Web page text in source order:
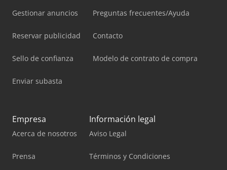
Gestionar anuncios
Reservar publicidad
Sello de confianza
Enviar subasta
Preguntas frecuentes/Ayuda
Contacto
Modelo de contrato de compra
Empresa
Acerca de nosotros
Prensa
Información legal
Aviso Legal
Términos y Condiciones